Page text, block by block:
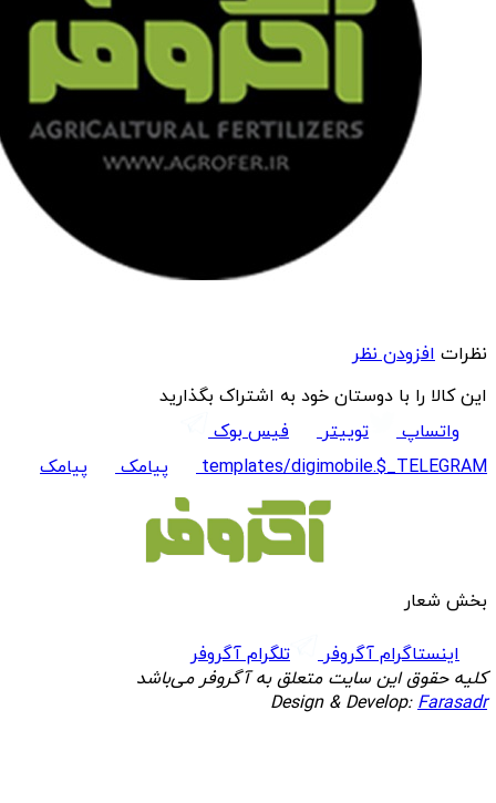
نظرات افزودن نظر
این کالا را با دوستان خود به اشتراک بگذارید
واتساپ
توییتر
فیس بوک
templates/digimobile.$_TELEGRAM
پیامک پیامک
بخش شعار
اینستاگرام آگروفر
تلگرام آگروفر
کلیه حقوق این سایت متعلق به آگروفر می‌باشد
Design & Develop:Farasadr